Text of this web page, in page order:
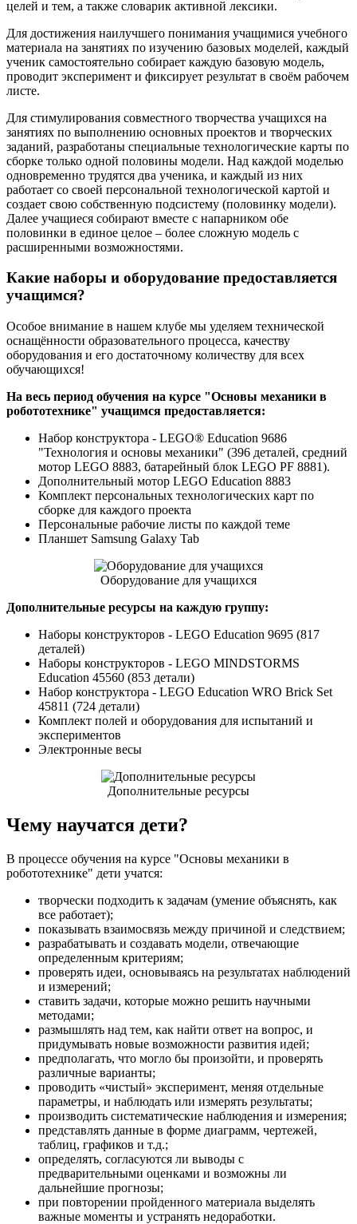
целей и тем, а также словарик активной лексики.
Для достижения наилучшего понимания учащимися учебного
материала на занятиях по изучению базовых моделей, каждый
ученик самостоятельно собирает каждую базовую модель,
проводит эксперимент и фиксирует результат в своём рабочем
листе.
Для стимулирования совместного творчества учащихся на
занятиях по выполнению основных проектов и творческих
заданий, разработаны специальные технологические карты по
сборке только одной половины модели. Над каждой моделью
одновременно трудятся два ученика, и каждый из них
работает со своей персональной технологической картой и
создает свою собственную подсистему (половинку модели).
Далее учащиеся собирают вместе с напарником обе
половинки в единое целое – более сложную модель с
расширенными возможностями.
Какие наборы и оборудование предоставляется
учащимся?
Особое внимание в нашем клубе мы уделяем технической
оснащённости образовательного процесса, качеству
оборудования и его достаточному количеству для всех
обучающихся!
На весь период обучения на курсе "Основы механики в
робототехнике" учащимся предоставляется:
Набор конструктора - LEGO® Education 9686
"Технология и основы механики" (396 деталей, средний
мотор LEGO 8883, батарейный блок LEGO PF 8881).
Дополнительный мотор LEGO Education 8883
Комплект персональных технологических карт по
сборке для каждого проекта
Персональные рабочие листы по каждой теме
Планшет Samsung Galaxy Tab
Оборудование для учащихся
Дополнительные ресурсы на каждую группу:
Наборы конструкторов - LEGO Education 9695 (817
деталей)
Наборы конструкторов - LEGO MINDSTORMS
Education 45560 (853 детали)
Набор конструктора - LEGO Education WRO Brick Set
45811 (724 детали)
Комплект полей и оборудования для испытаний и
экспериментов
Электронные весы
Дополнительные ресурсы
Чему научатся дети?
В процессе обучения на курсе "Основы механики в
робототехнике" дети учатся:
творчески подходить к задачам (умение объяснять, как
все работает);
показывать взаимосвязь между причиной и следствием;
разрабатывать и создавать модели, отвечающие
определенным критериям;
проверять идеи, основываясь на результатах наблюдений
и измерений;
ставить задачи, которые можно решить научными
методами;
размышлять над тем, как найти ответ на вопрос, и
придумывать новые возможности развития идей;
предполагать, что могло бы произойти, и проверять
различные варианты;
проводить «чистый» эксперимент, меняя отдельные
параметры, и наблюдать или измерять результаты;
производить систематические наблюдения и измерения;
представлять данные в форме диаграмм, чертежей,
таблиц, графиков и т.д.;
определять, согласуются ли выводы с
предварительными оценками и возможны ли
дальнейшие прогнозы;
при повторении пройденного материала выделять
важные моменты и устранять недоработки.